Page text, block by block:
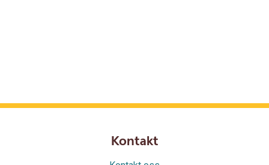
Kontakt